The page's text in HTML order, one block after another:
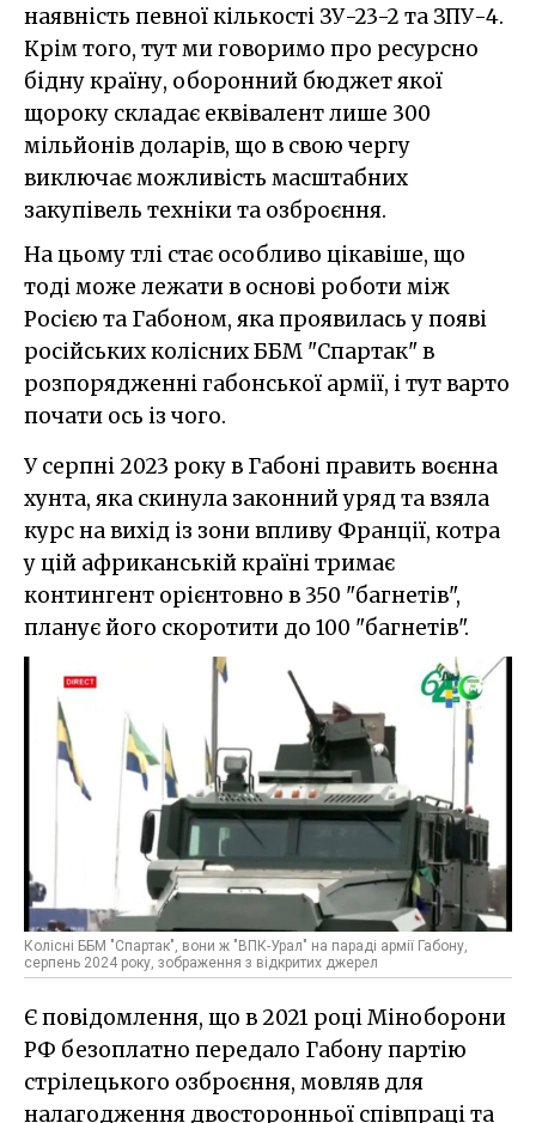
наявність певної кількості ЗУ-23-2 та ЗПУ-4.
Крім того, тут ми говоримо про ресурсно
бідну країну, оборонний бюджет якої
щороку складає еквівалент лише 300
мільйонів доларів, що в свою чергу
виключає можливість масштабних
закупівель техніки та озброєння.
На цьому тлі стає особливо цікавіше, що
тоді може лежати в основі роботи між
Росією та Габоном, яка проявилась у появі
російських колісних ББМ "Спартак" в
розпорядженні габонської армії, і тут варто
почати ось із чого.
У серпні 2023 року в Габоні править воєнна
хунта, яка скинула законний уряд та взяла
курс на вихід із зони впливу Франції, котра
у цій африканській країні тримає
контингент орієнтовно в 350 "багнетів",
планує його скоротити до 100 "багнетів".
Колісні ББМ "Спартак", вони ж "ВПК-Урал" на параді армії Габону,
серпень 2024 року, зображення з відкритих джерел
Є повідомлення, що в 2021 році Міноборони
РФ безоплатно передало Габону партію
стрілецького озброєння, мовляв для
налагодження двосторонньої співпраці та